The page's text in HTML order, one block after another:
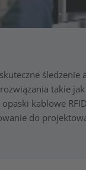
śledzenie
takie
kablowe
do